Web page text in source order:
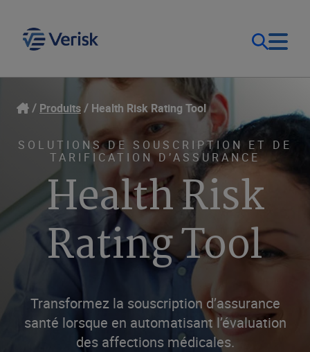
Notre objectif
Nos solutions
Ressources
Entreprise
Ouverture de session
Contact Us
Canada (FR)
Produits Health Risk Rating Tool
SOLUTIONS DE SOUSCRIPTION ET DE
TARIFICATION D’ASSURANCE
Health Risk
Rating Tool
Transformez la souscription d’assurance
santé lorsque en automatisant l’évaluation
des affections médicales.